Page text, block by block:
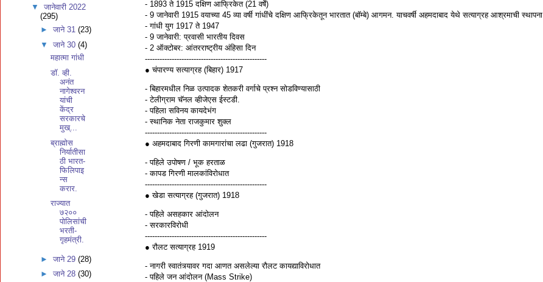
- 1893 ते 1915 दक्षिण आफ्रिकेत (21 वर्षे)
- 9 जानेवारी 1915 वयाच्या 45 व्या वर्षी गांधींचे दक्षिण आफ्रिकेतून भारतात (बाॅम्बे) आगमन. याचवर्षी अहमदाबाद येथे सत्याग्रह आश्रमाची स्थापना
- गांधी युग 1917 ते 1947
- 9 जानेवारी: प्रवासी भारतीय दिवस
- 2 ऑक्टोबर: आंतरराष्ट्रीय अंहिसा दिन
--------------------------------------------------
● चंपारण्य सत्याग्रह (बिहार) 1917
- बिहारमधील निळ उत्पादक शेतकरी वर्गाचे प्रश्न सोडविण्यासाठी
- टेलीग्राम चॅनल व्हीजेएस ईस्टडी.
- पहिला सविनय कायदेभंग
- स्थानिक नेता राजकुमार शुक्ल
--------------------------------------------------
● अहमदाबाद गिरणी कामगारांचा लढा (गुजरात) 1918
- पहिले उपोषण / भूक हरताळ
- कापड गिरणी मालकांविरोधात
--------------------------------------------------
● खेडा सत्याग्रह (गुजरात) 1918
- पहिले असहकार आंदोलन
- सरकारविरोधी
--------------------------------------------------
● रौलट सत्याग्रह 1919
- नागरी स्वातंत्र्यावर गदा आणत असलेल्या रौलट कायद्याविरोधात
- पहिले जन आंदोलन (Mass Strike)
▼ जानेवारी 2022
(295)
►जाने 31(23)
▼जाने 30(4)
महात्मा गांधी
डॉ. व्ही.
अनंत
नागेश्वरन
यांची
केंद्र
सरकारचे
मुख्...
ब्राह्मोस
निर्यातीसा
ठी भारत-
फिलिपाइ
न्स
करार.
राज्यात
७२००
पोलिसांची
भरती-
गृहमंत्री.
►जाने 29(28)
►जाने 28(30)